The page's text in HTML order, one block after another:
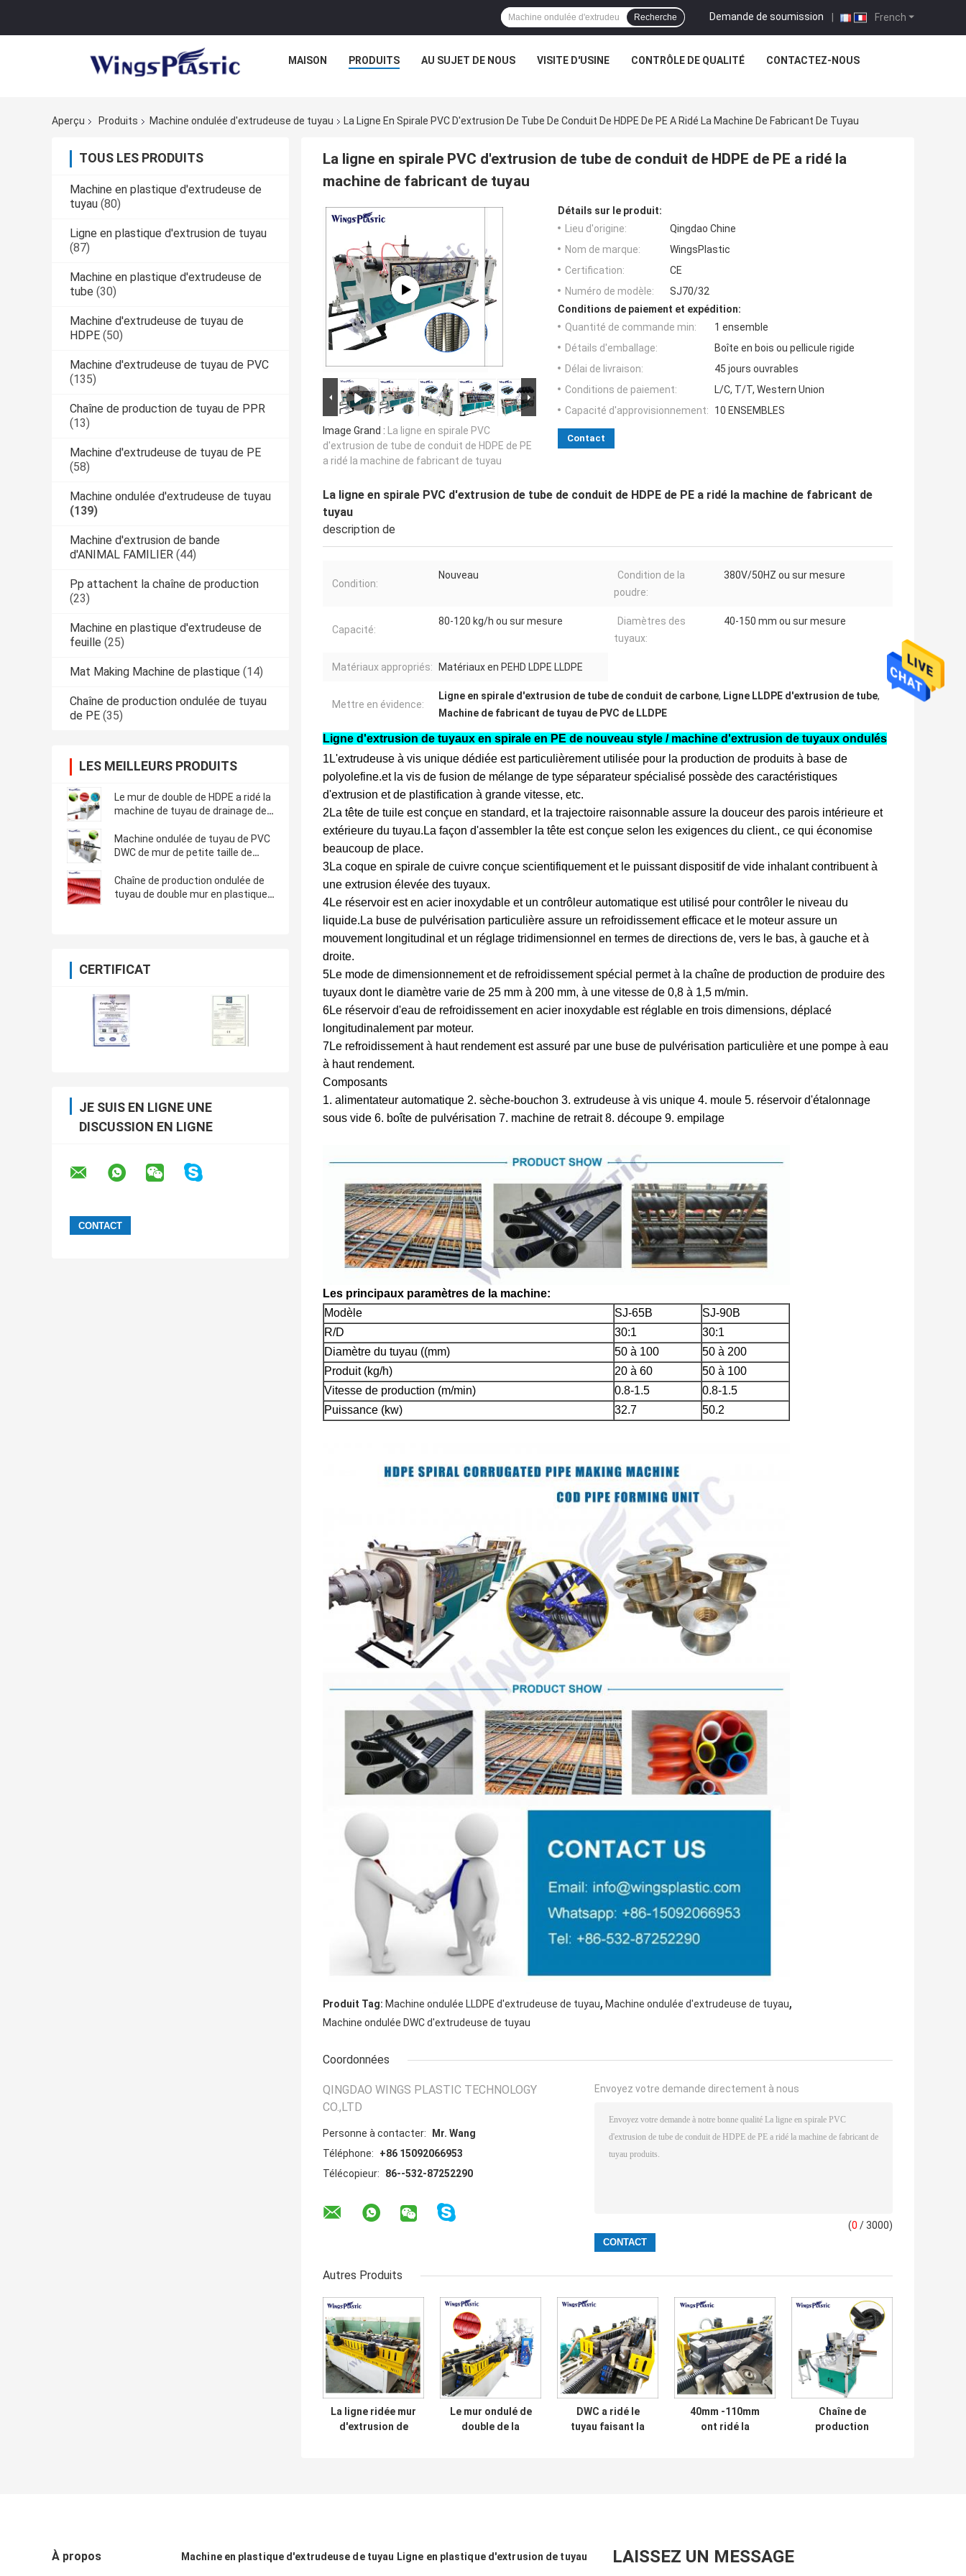
French
Demande de soumission |
Recherche
MAISON PRODUITS AU SUJET DE NOUS VISITE D'USINE CONTRÔLE DE QUALITÉ CONTACTEZ-NOUS
Aperçu Produits Machine ondulée d'extrudeuse de tuyau La Ligne En Spirale PVC D'extrusion De Tube De Conduit De HDPE De PE A Ridé La Machine De Fabricant De Tuyau
TOUS LES PRODUITS
Machine en plastique d'extrudeuse de
tuyau (80)
Ligne en plastique d'extrusion de tuyau
(87)
Machine en plastique d'extrudeuse de
tube (30)
Machine d'extrudeuse de tuyau de
HDPE (50)
Machine d'extrudeuse de tuyau de PVC
(135)
Chaîne de production de tuyau de PPR
(13)
Machine d'extrudeuse de tuyau de PE
(58)
Machine ondulée d'extrudeuse de tuyau
(139)
Machine d'extrusion de bande
d'ANIMAL FAMILIER (44)
Pp attachent la chaîne de production
(23)
Machine en plastique d'extrudeuse de
feuille (25)
Mat Making Machine de plastique (14)
Chaîne de production ondulée de tuyau
de PE (35)
LES MEILLEURS PRODUITS
Le mur de double de HDPE a ridé la
machine de tuyau de drainage de
Machine ondulée de tuyau de PVC
DWC de mur de petite taille de
Chaîne de production ondulée de
tuyau de double mur en plastique
CERTIFICAT
JE SUIS EN LIGNE UNE
DISCUSSION EN LIGNE
La ligne en spirale PVC d'extrusion de tube de conduit de HDPE de PE a ridé la
machine de fabricant de tuyau
Image Grand : La ligne en spirale PVC
d'extrusion de tube de conduit de HDPE de PE
a ridé la machine de fabricant de tuyau
Détails sur le produit:
Lieu d'origine:
Qingdao Chine
Nom de marque:
WingsPlastic
Certification:
CE
Numéro de modèle:
SJ70/32
Conditions de paiement et expédition:
Quantité de commande min:
1 ensemble
Détails d'emballage:
Boîte en bois ou pellicule rigide
Délai de livraison:
45 jours ouvrables
Conditions de paiement:
L/C, T/T, Western Union
Capacité d'approvisionnement:
10 ENSEMBLES
Contact
La ligne en spirale PVC d'extrusion de tube de conduit de HDPE de PE a ridé la machine de fabricant de
tuyau
description de
Condition:
Nouveau
Condition de la
poudre:
380V/50HZ ou sur mesure
Capacité:
80-120 kg/h ou sur mesure
Diamètres des
tuyaux:
40-150 mm ou sur mesure
Matériaux appropriés: Matériaux en PEHD LDPE LLDPE
Mettre en évidence:
Ligne en spirale d'extrusion de tube de conduit de carbone, Ligne LLDPE d'extrusion de tube,
Machine de fabricant de tuyau de PVC de LLDPE
Ligne d'extrusion de tuyaux en spirale en PE de nouveau style / machine d'extrusion de tuyaux ondulés
1L'extrudeuse à vis unique dédiée est particulièrement utilisée pour la production de produits à base de
polyolefine.et la vis de fusion de mélange de type séparateur spécialisé possède des caractéristiques
d'extrusion et de plastification à grande vitesse, etc.
2La tête de tuile est conçue en standard, et la trajectoire raisonnable assure la douceur des parois intérieure et
extérieure du tuyau.La façon d'assembler la tête est conçue selon les exigences du client., ce qui économise
beaucoup de place.
3La coque en spirale de cuivre conçue scientifiquement et le puissant dispositif de vide inhalant contribuent à
une extrusion élevée des tuyaux.
4Le réservoir est en acier inoxydable et un contrôleur automatique est utilisé pour contrôler le niveau du
liquide.La buse de pulvérisation particulière assure un refroidissement efficace et le moteur assure un
mouvement longitudinal et un réglage tridimensionnel en termes de directions de, vers le bas, à gauche et à
droite.
5Le mode de dimensionnement et de refroidissement spécial permet à la chaîne de production de produire des
tuyaux dont le diamètre varie de 25 mm à 200 mm, à une vitesse de 0,8 à 1,5 m/min.
6Le réservoir d'eau de refroidissement en acier inoxydable est réglable en trois dimensions, déplacé
longitudinalement par moteur.
7Le refroidissement à haut rendement est assuré par une buse de pulvérisation particulière et une pompe à eau
à haut rendement.
Composants
1. alimentateur automatique 2. sèche-bouchon 3. extrudeuse à vis unique 4. moule 5. réservoir d'étalonnage
sous vide 6. boîte de pulvérisation 7. machine de retrait 8. découpe 9. empilage
Les principaux paramètres de la machine:
Modèle
SJ-65B
SJ-90B
R/D
30:1
30:1
Diamètre du tuyau ((mm)
50 à 100
50 à 200
Produit (kg/h)
20 à 60
50 à 100
Vitesse de production (m/min)
0.8-1.5
0.8-1.5
Puissance (kw)
32.7 50.2
Produit Tag: Machine ondulée LLDPE d'extrudeuse de tuyau, Machine ondulée d'extrudeuse de tuyau,
Machine ondulée DWC d'extrudeuse de tuyau
Coordonnées
QINGDAO WINGS PLASTIC TECHNOLOGY
CO.,LTD
Personne à contacter:
Mr. Wang
Téléphone:
+86 15092066953
Télécopieur:
86--532-87252290
Envoyez votre demande directement à nous
(0 / 3000)
Autres Produits
La ligne ridée mur
d'extrusion de
Le mur ondulé de
double de la
DWC a ridé le
tuyau faisant la
40mm -110mm
ont ridé la
Chaîne de
production
À propos Machine en plastique d'extrudeuse de tuyau Ligne en plastique d'extrusion de tuyau LAISSEZ UN MESSAGE